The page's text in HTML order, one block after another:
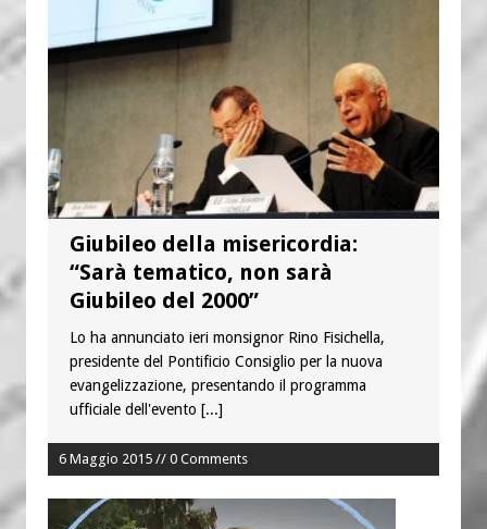
Giubileo della misericordia:
“Sarà tematico, non sarà
Giubileo del 2000”
Lo ha annunciato ieri monsignor Rino Fisichella,
presidente del Pontificio Consiglio per la nuova
evangelizzazione, presentando il programma
ufficiale dell'evento [...]
6 Maggio 2015 // 0 Comments